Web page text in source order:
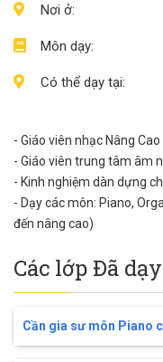
Nơi ở:
Môn dạy:
Có thể dạy tại:
- Giáo viên nhạc Nâng
- Giáo viên trung tâm âm
- Kinh nghiệm dàn dựng
- Dạy các môn: Piano,
đến nâng cao)
Các lớp Đã
Cần gia sư môn Piano